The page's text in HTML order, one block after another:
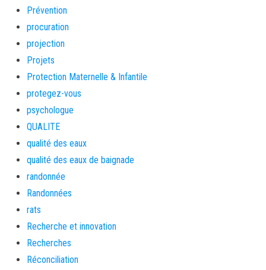
Prévention
procuration
projection
Projets
Protection Maternelle & Infantile
protegez-vous
psychologue
QUALITE
qualité des eaux
qualité des eaux de baignade
randonnée
Randonnées
rats
Recherche et innovation
Recherches
Réconciliation